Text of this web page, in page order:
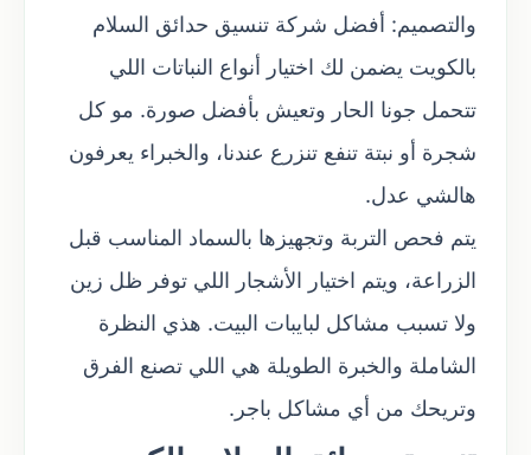
والتصميم: أفضل شركة تنسيق حدائق السلام
بالكويت يضمن لك اختيار أنواع النباتات اللي
تتحمل جونا الحار وتعيش بأفضل صورة. مو كل
شجرة أو نبتة تنفع تنزرع عندنا، والخبراء يعرفون
هالشي عدل.
يتم فحص التربة وتجهيزها بالسماد المناسب قبل
الزراعة، ويتم اختيار الأشجار اللي توفر ظل زين
ولا تسبب مشاكل لبايبات البيت. هذي النظرة
الشاملة والخبرة الطويلة هي اللي تصنع الفرق
وتريحك من أي مشاكل باجر.